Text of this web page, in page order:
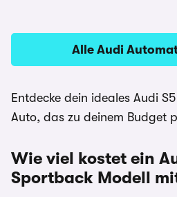
Alle Audi
Entdecke dein ideales Audi
Auto, das zu deinem Budget
Wie viel kostet ein
Sportback Modell